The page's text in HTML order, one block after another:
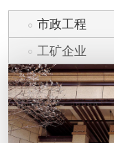
市政工程
工矿企业